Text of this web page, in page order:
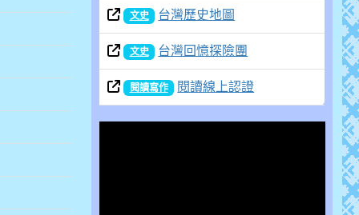
文史 台灣歷史地圖
文史 台灣回憶探險團
閱讀寫作 閱讀線上認證